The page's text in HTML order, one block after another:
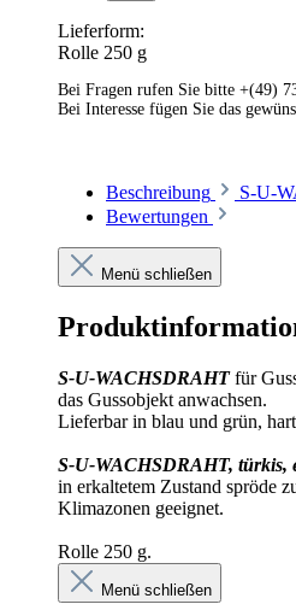
Lieferform:
Rolle 250 g
Bei Fragen rufen Sie bitte +(49)
Bei Interesse fügen Sie das
Beschreibung S-U-
Bewertungen
Menü schließen
S-U-WACHSDRAHTfür
das Gussobjekt anwachsen.
Lieferbar in blau und grün,
S-U-WACHSDRAHT, türkis,
in erkaltetem Zustand spröde
Klimazonen geeignet.
Rolle 250 g.
Menü schließen